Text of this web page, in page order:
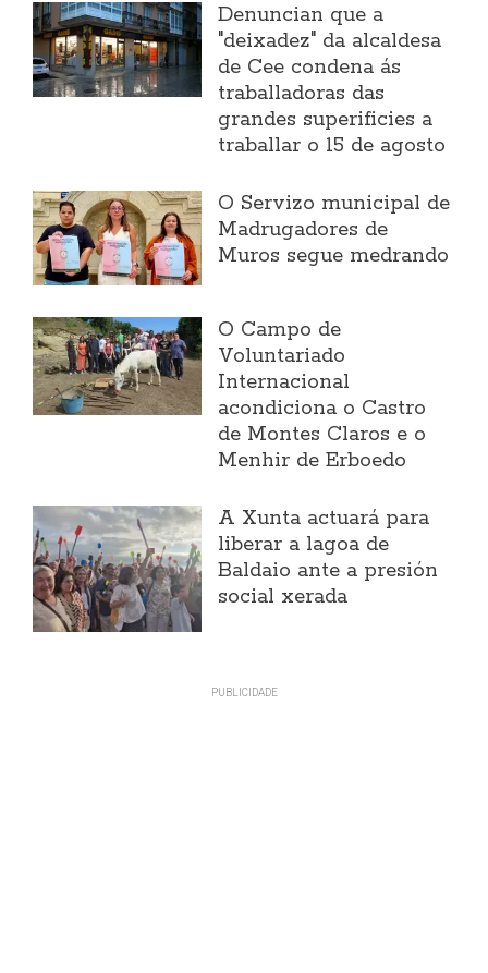
Denuncian que a
"deixadez" da alcaldesa
de Cee condena ás
traballadoras das
grandes superificies a
traballar o 15 de agosto
O Servizo municipal de
Madrugadores de
Muros segue medrando
O Campo de
Voluntariado
Internacional
acondiciona o Castro
de Montes Claros e o
Menhir de Erboedo
A Xunta actuará para
liberar a lagoa de
Baldaio ante a presión
social xerada